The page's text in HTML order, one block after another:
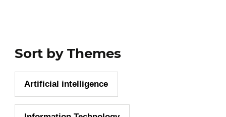
Sort by Themes
Artificial intelligence